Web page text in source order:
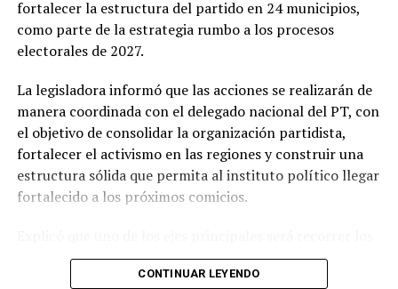
Las previsiones indican que las lluvias continuarán con
una probabilidad relativamente alta hasta el viernes,
mientras que durante el fin de semana se espera una
Sin embargo, el ambiente seguirá siendo caluroso, con
un descenso apenas perceptible en la temperatura a
partir de este jueves.
Autoridades de Protección Civil recomendaron evitar la
ante posibles tormentas eléctricas, especialmente en
regiones montañosas y del sur de Veracruz.
fortalecer la estructura del partido en 24 municipios,
como parte de la estrategia rumbo a los procesos
electorales de 2027.
La legisladora informó que las acciones se realizarán de
manera coordinada con el delegado nacional del PT, con
el objetivo de consolidar la organización partidista,
fortalecer el activismo en las regiones y construir una
estructura sólida que permita al instituto político llegar
fortalecido a los próximos comicios.
municipios que integran su coordinación para revisar el
funcionamiento de los comités municipales surgidos de
CONTINUAR LEYENDO